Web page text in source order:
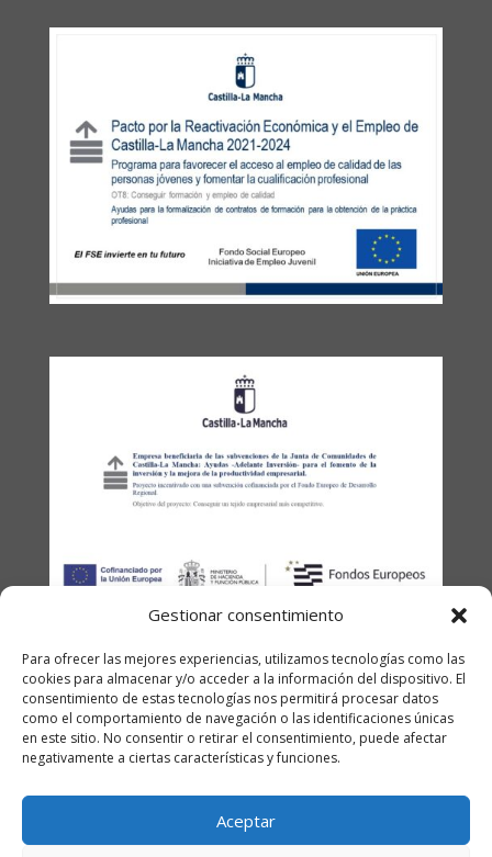
Gestionar consentimiento
Para ofrecer las mejores experiencias, utilizamos tecnologías como las
cookies para almacenar y/o acceder a la información del dispositivo. El
consentimiento de estas tecnologías nos permitirá procesar datos
como el comportamiento de navegación o las identificaciones únicas
en este sitio. No consentir o retirar el consentimiento, puede afectar
negativamente a ciertas características y funciones.
Aceptar